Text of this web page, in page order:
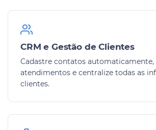
CRM e Gestão de Clientes
Cadastre contatos automaticamente,
atendimentos e centralize todas as
clientes.